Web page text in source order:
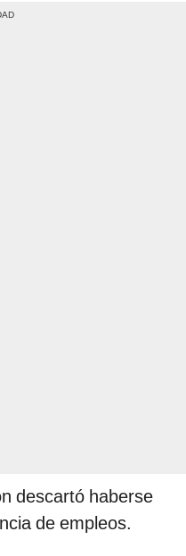
descartó haberse
de empleos.